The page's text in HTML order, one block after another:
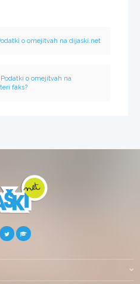
o omejitvah na dijaski.net
Podatki o omejitvah na
faks?